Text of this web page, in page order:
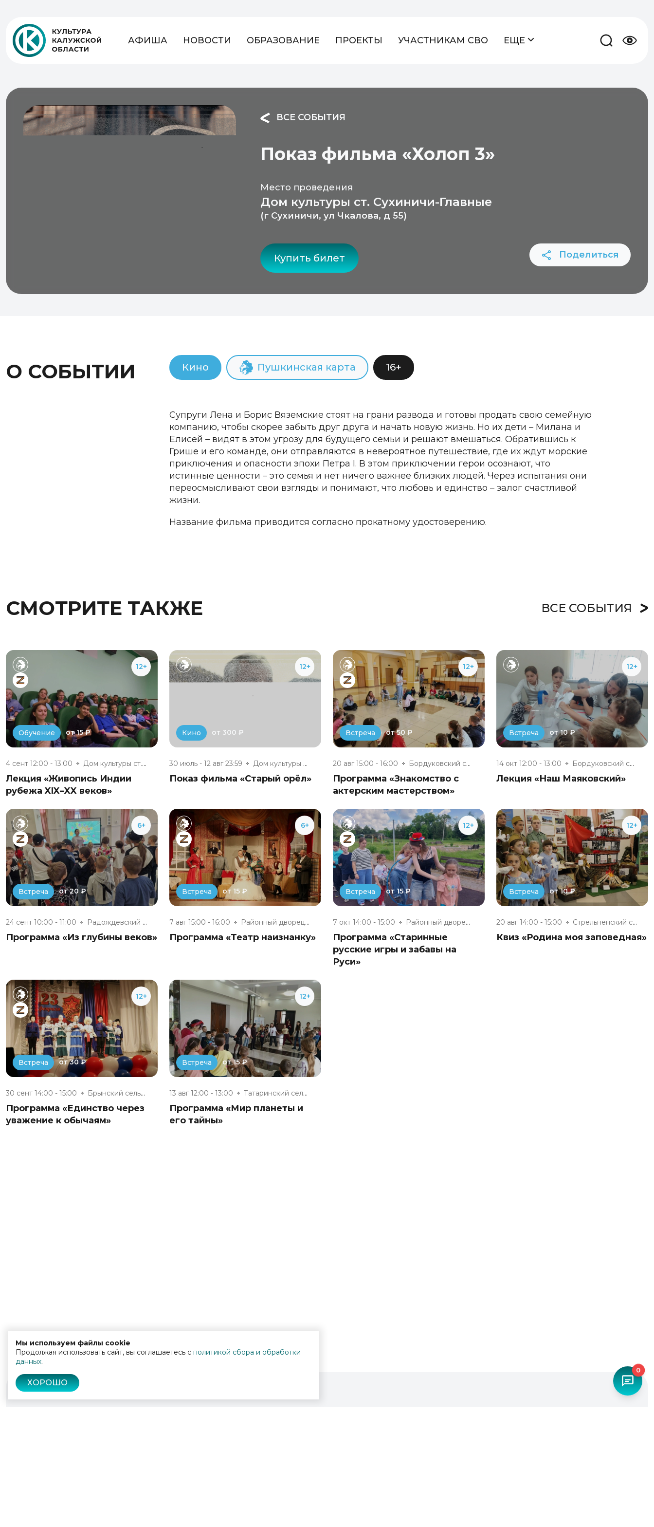
АФИША НОВОСТИ ОБРАЗОВАНИЕ ПРОЕКТЫ УЧАСТНИКАМ СВО ЕЩЕ
ВСЕ СОБЫТИЯ
Показ фильма «Холоп 3»
Место проведения
Дом культуры ст. Сухиничи-Главные
(г Сухиничи, ул Чкалова, д 55)
Купить билет Поделиться
О СОБЫТИИ Кино Пушкинская карта 16+
Супруги Лена и Борис Вяземские стоят на грани развода и готовы продать свою семейную
компанию, чтобы скорее забыть друг друга и начать новую жизнь. Но их дети – Милана и
Елисей – видят в этом угрозу для будущего семьи и решают вмешаться. Обратившись к
Грише и его команде, они отправляются в невероятное путешествие, где их ждут морские
приключения и опасности эпохи Петра I. В этом приключении герои осознают, что
истинные ценности – это семья и нет ничего важнее близких людей. Через испытания они
переосмысливают свои взгляды и понимают, что любовь и единство – залог счастливой
жизни.
Название фильма приводится согласно прокатному удостоверению.
СМОТРИТЕ ТАКЖЕ ВСЕ СОБЫТИЯ
12+
Обучение от 15 ₽
4 сент 12:00 - 13:00 Дом культуры ст. Сухиничи-Глав...
Лекция «Живопись Индии
рубежа XIX–XX веков»
12+
Кино от 300 ₽
30 июль - 12 авг 23:59 Дом культуры ст. Сухиничи-Глав...
Показ фильма «Старый орёл»
12+
Встреча от 50 ₽
20 авг 15:00 - 16:00 Бордуковский сельский клуб
Программа «Знакомство с
актерским мастерством»
12+
Встреча от 10 ₽
14 окт 12:00 - 13:00 Бордуковский сельский клуб
Лекция «Наш Маяковский»
6+
Встреча от 20 ₽
24 сент 10:00 - 11:00 Радождевский сельский клуб
Программа «Из глубины веков»
6+
Встреча от 15 ₽
7 авг 15:00 - 16:00 Районный дворец культуры г. Су...
Программа «Театр наизнанку»
12+
Встреча от 15 ₽
7 окт 14:00 - 15:00 Районный дворец культуры г. Су...
Программа «Старинные
русские игры и забавы на
Руси»
12+
Встреча от 10 ₽
20 авг 14:00 - 15:00 Стрельненский сельский Дом кул...
Квиз «Родина моя заповедная»
12+
Встреча от 30 ₽
30 сент 14:00 - 15:00 Брынский сельский дом культуры
Программа «Единство через
уважение к обычаям»
12+
Встреча от 15 ₽
13 авг 12:00 - 13:00 Татаринский сельский клуб
Программа «Мир планеты и
его тайны»
Мы используем файлы cookie
Продолжая использовать сайт, вы соглашаетесь с политикой сбора и обработки
данных.
ХОРОШО
0